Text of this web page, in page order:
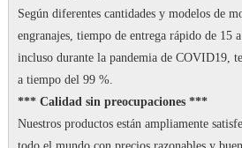
Según diferentes cantidades y modelos de
engranajes, tiempo de entrega rápido de 15
incluso durante la pandemia de COVID19,
a tiempo del 99 %.
*** Calidad sin preocupaciones ***
Nuestros productos están ampliamente